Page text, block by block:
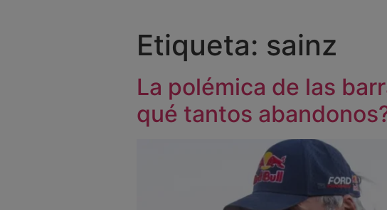
Etiqueta: sainz
La polémica de las
qué tantos